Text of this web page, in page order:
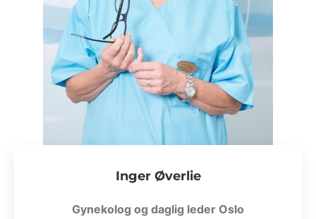
Inger Øverlie
Gynekolog og daglig leder Oslo